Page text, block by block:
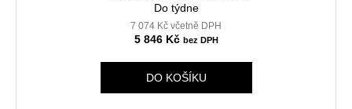
Do týdne
7 074 Kč včetně DPH
5 846 Kč
DO KOŠÍKU